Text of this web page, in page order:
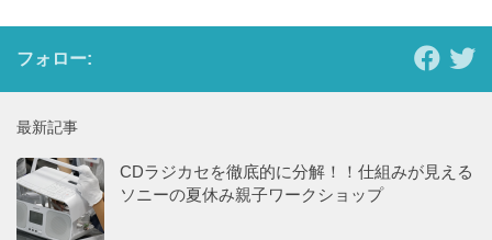
フォロー:
最新記事
CDラジカセを徹底的に分解！！仕組みが見える
ソニーの夏休み親子ワークショップ